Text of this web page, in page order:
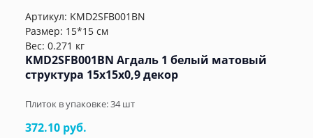
Артикул: KMD2SFB001BN
Размер: 15*15 см
Вес: 0.271 кг
KMD2SFB001BN Агдаль 1 белый матовый
структура 15x15x0,9 декор
Плиток в упаковке:34шт
372.10 руб.